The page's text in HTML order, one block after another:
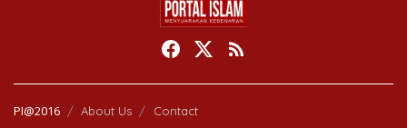
PI@2016 About Us Contact